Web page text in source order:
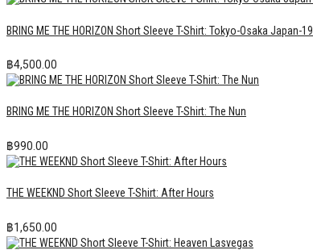
BRING ME THE HORIZON Short Sleeve T-Shirt: Tokyo-Osaka Japan-19
฿4,500.00
BRING ME THE HORIZON Short Sleeve T-Shirt: The Nun
฿990.00
THE WEEKND Short Sleeve T-Shirt: After Hours
฿1,650.00